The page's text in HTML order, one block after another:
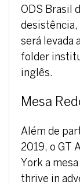
ODS Brasil
desistência,
será levada
folder
inglês.
Mesa
Além de
2019, o GT
York a
thrive in